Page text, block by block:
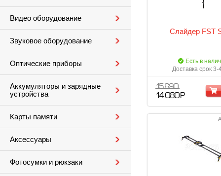
Видео оборудование
Звуковое оборудование
Оптические приборы
Аккумуляторы и зарядные
устройства
Карты памяти
Аксессуары
Фотосумки и рюкзаки
Слайдер FST
Есть в
Доставка срок 3-
15 690
14 080 Р